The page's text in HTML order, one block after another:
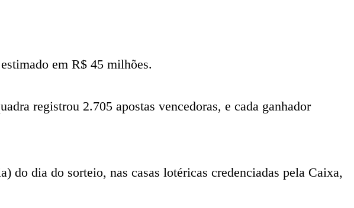
em R$ 45 milhões.
registrou 2.705 apostas vencedoras, e cada ganhador
do dia do sorteio, nas casas lotéricas credenciadas pela Caixa,